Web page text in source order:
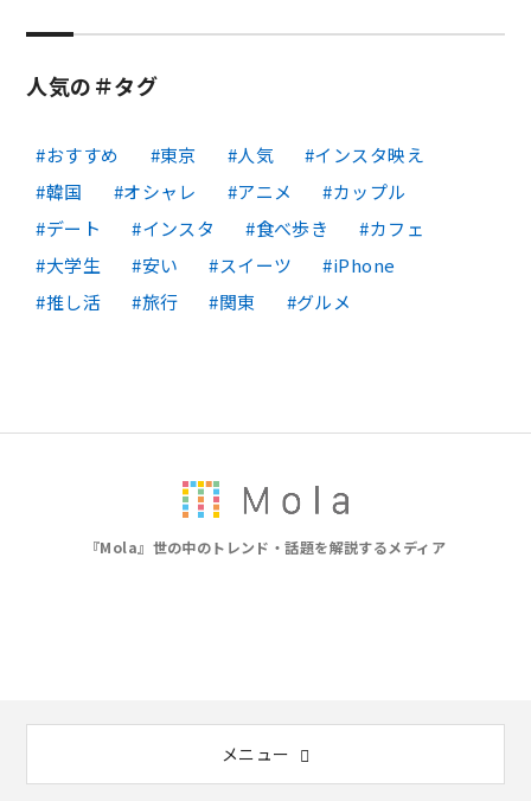
人気の＃タグ
おすすめ 東京 人気
インスタ映え
韓国
オシャレ アニメ
カップル
デート
インスタ 食べ歩き
カフェ
大学生
安い スイーツ
iPhone
推し活
旅行 関東 グルメ
『Mola』世の中のトレンド・話題を解説するメディア
メニュー